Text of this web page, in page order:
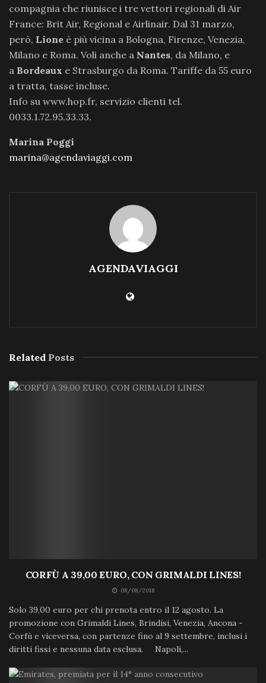
compagnia che riunisce i tre vettori regionali di Air
France: Brit Air, Regional e Airlinair. Dal 31 marzo,
però, Lione è più vicina a Bologna, Firenze, Venezia,
Milano e Roma. Voli anche a Nantes, da Milano, e
a Bordeaux e Strasburgo da Roma. Tariffe da 55 euro
a tratta, tasse incluse.
Info su www.hop.fr, servizio clienti tel.
0033.1.72.95.33.33.
Marina Poggi
marina@agendaviaggi.com
AGENDAVIAGGI
Related Posts
CORFÙ A 39,00 EURO, CON GRIMALDI LINES!
08/08/2018
Solo 39,00 euro per chi prenota entro il 12 agosto. La
promozione con Grimaldi Lines, Brindisi, Venezia, Ancona -
Corfù e viceversa, con partenze fino al 9 settembre, inclusi i
diritti fissi e nessuna data esclusa. Napoli,...